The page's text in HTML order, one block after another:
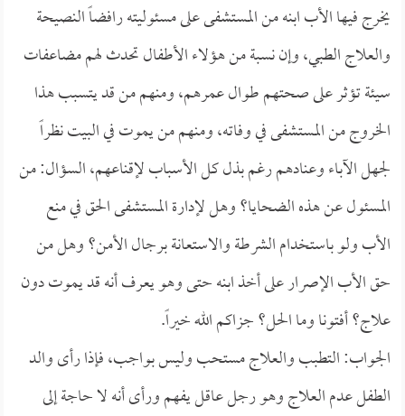
يخرج فيها الأب ابنه من المستشفى على مسئوليته رافضاً النصيحة
والعلاج الطبي، وإن نسبة من هؤلاء الأطفال تحدث لهم مضاعفات
سيئة تؤثر على صحتهم طوال عمرهم، ومنهم من قد يتسبب هذا
الخروج من المستشفى في وفاته، ومنهم من يموت في البيت نظراً
لجهل الآباء وعنادهم رغم بذل كل الأسباب لإقناعهم، السؤال: من
المسئول عن هذه الضحايا؟ وهل لإدارة المستشفى الحق في منع
الأب ولو باستخدام الشرطة والاستعانة برجال الأمن؟ وهل من
حق الأب الإصرار على أخذ ابنه حتى وهو يعرف أنه قد يموت دون
علاج؟ أفتونا وما الحل؟ جزاكم الله خيراً.
الجواب: التطبب والعلاج مستحب وليس بواجب، فإذا رأى والد
الطفل عدم العلاج وهو رجل عاقل يفهم ورأى أنه لا حاجة إلى